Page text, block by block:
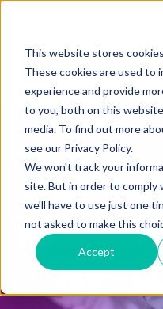
This website stores
These cookies are used to
experience and provide
to you, both on this
media. To find out more
see our Privacy Policy.
We won't track your
site. But in order to comply
we'll have to use just one
not asked to make this
Accept
Waarmee
Er zijn geen suggesties